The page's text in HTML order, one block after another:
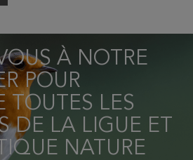
À NOTRE
POUR
TOUTES LES
DE LA LIGUE ET
NATURE